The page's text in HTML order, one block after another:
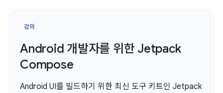
강의
Android 개발자를 위한 Jetpack
Compose
Android UI를 빌드하기 위한 최신 도구 키트인 Jetpack